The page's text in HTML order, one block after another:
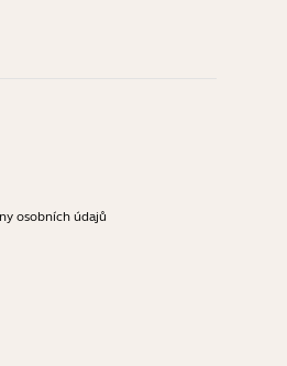
osobních údajů